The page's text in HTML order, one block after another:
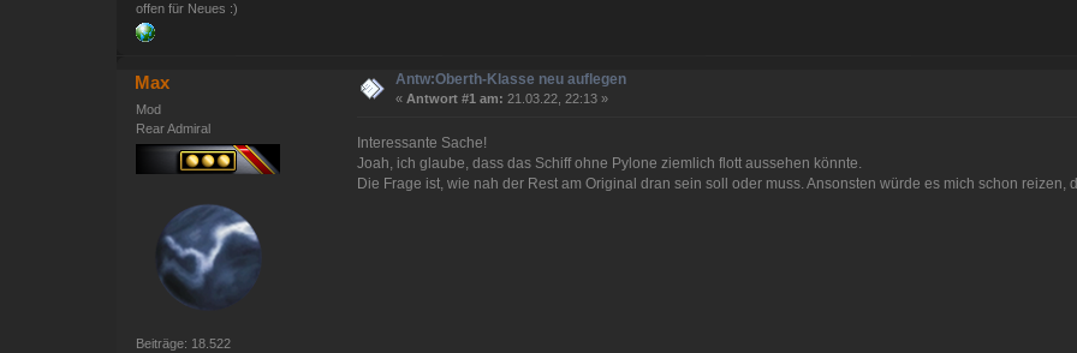
offen für Neues :)
Max
Mod
Rear Admiral
Beiträge: 18.522
Antw:Oberth-Klasse neu auflegen
« Antwort #1 am: 21.03.22, 22:13 »
Interessante Sache!
Joah, ich glaube, dass das Schiff ohne Pylone ziemlich flott aussehen könnte.
Die Frage ist, wie nah der Rest am Original dran sein soll oder muss. Ansonsten würde es mich schon reizen,